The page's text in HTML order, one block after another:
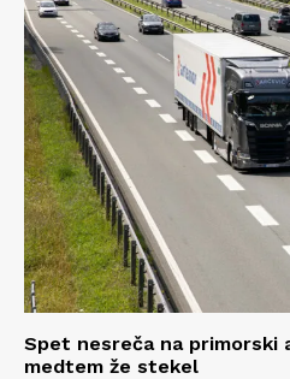
Spet nesreča na
medtem že stekel